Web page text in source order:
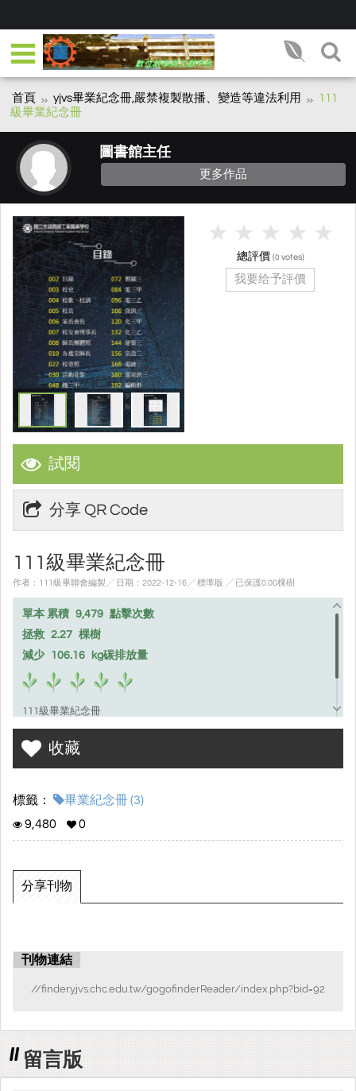
首頁 yjvs畢業紀念冊,嚴禁複製散播、變造等違法利用
111
級畢業紀念冊
圖書館主任
更多作品
試閱
分享 QR Code
111級畢業紀念冊
作者：111級畢聯會編製╱ 日期：2022-12-16╱ 標準版 ╱ 已保護0.00棵樹
單本 累積 9,479 點擊次數
拯救 2.27 棵樹
減少
106.16 kg碳排放量
111級畢業紀念冊
拾取靖園時光,開創奔向前行。
收藏
標籤：
畢業紀念冊 (3)
9,480
0
分享刊物
刊物連結
//finder.yjvs.chc.edu.tw/gogofinderReader/index.php?bid=92
留言版
總評價 (0 votes)
我要给予評價